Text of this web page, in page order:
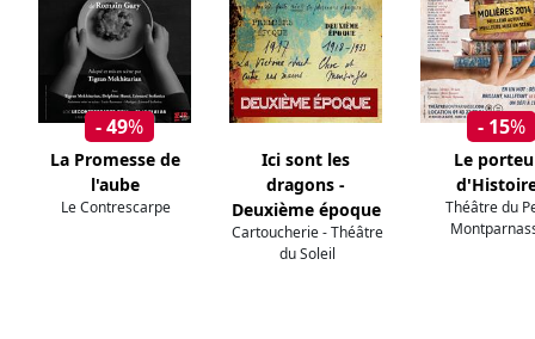
- 49%
La Promesse de
l'aube
Le Contrescarpe
Ici sont les
dragons -
Deuxième époque
Cartoucherie - Théâtre
du Soleil
- 15%
Le
Théâtre du